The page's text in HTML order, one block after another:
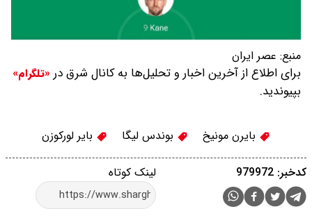
منبع: عصر ایران
برای اطلاع از آخرین اخبار و تحلیل‌ها به کانال شرق در «تلگرام»
بپیوندید.
بایرن مونیخ بوندس لیگا بایر لورکوزن
لینک کوتاه کدخبر: 979972